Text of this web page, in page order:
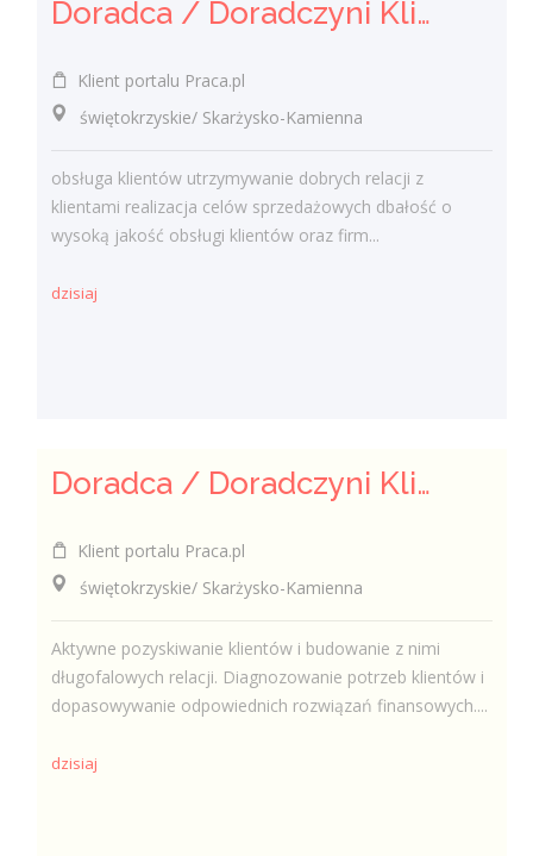
Doradca / Doradczyni Klienta (bankowość)
Klient portalu Praca.pl
świętokrzyskie/ Skarżysko-Kamienna
obsługa klientów utrzymywanie dobrych relacji z
klientami realizacja celów sprzedażowych dbałość o
wysoką jakość obsługi klientów oraz firm...
dzisiaj
Doradca / Doradczyni Klienta – branża finansowa
Klient portalu Praca.pl
świętokrzyskie/ Skarżysko-Kamienna
Aktywne pozyskiwanie klientów i budowanie z nimi
długofalowych relacji. Diagnozowanie potrzeb klientów i
dopasowywanie odpowiednich rozwiązań finansowych....
dzisiaj